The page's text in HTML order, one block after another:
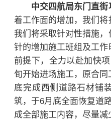
中交四航局东门直街
着工作面的增加，我们将
我们将采取针对性措施
针的增加施工班组及工
前提下，全力以赴加快
旬开始进场施工，原合同
底完成西侧道路石材铺
筑，于6月底全面恢复道
成全部施工内容，尽量减